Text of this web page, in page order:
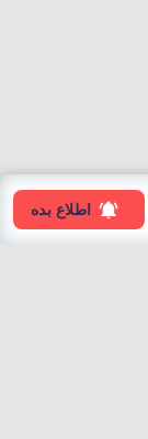
اطلاع بده